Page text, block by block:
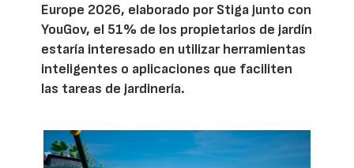
Europe 2026, elaborado por Stiga junto con
YouGov, el 51% de los propietarios de jardín
estaría interesado en utilizar herramientas
inteligentes o aplicaciones que faciliten
las tareas de jardinería.